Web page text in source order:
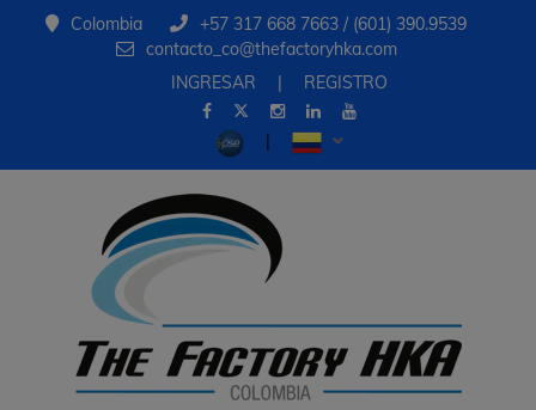
Colombia
+57 317 668 7663 / (601) 390.9539
contacto_co@thefactoryhka.com
INGRESAR
| REGISTRO